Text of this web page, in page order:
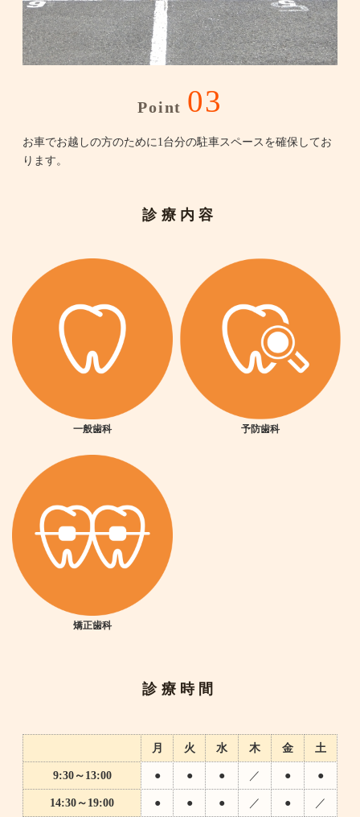
Point 03
お車でお越しの方のために1台分の駐車スペースを確保してお
ります。
診療内容
一般歯科 予防歯科
矯正歯科
診療時間
月 火 水 木 金 土
9:30～13:00 ● ● ● ／ ● ●
14:30～19:00 ● ● ● ／ ● ／